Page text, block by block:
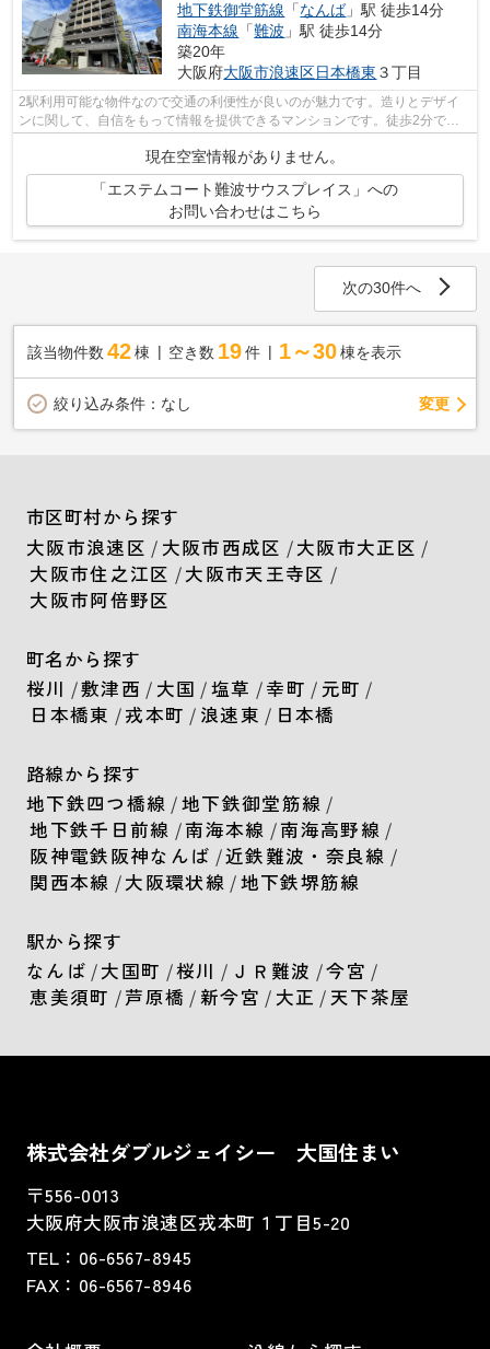
地下鉄御堂筋線 「なんば」駅 徒歩14分
南海本線 「難波 」駅 徒歩14分
築20年
大阪府大阪市浪速区日本橋東 ３丁目
2駅利用可能な物件なので交通の利便性が良いのが魅力です。造りとデザイ
ンに関して、自信をもって情報を提供できるマンションです。徒歩2分で駅
現在空室情報がありません。
「エステムコート難波サウスプレイス」への
お問い合わせはこちら
次の30件へ
該当物件数 42棟 空き数 19 件 1～30 棟を表示
絞り込み条件： なし 変更
市区町村から探す
大阪市浪速区 / 大阪市西成区 /大阪市大正区 /
大阪市住之江区 /大阪市天王寺区 /
大阪市阿倍野区
町名から探す
桜川 /敷津西 / 大国 /塩草 /幸町 / 元町 /
日本橋東 /戎本町 / 浪速東 / 日本橋
路線から探す
地下鉄四つ橋線 /地下鉄御堂筋線 /
地下鉄千日前線 /南海本線 /南海高野線 /
阪神電鉄阪神なんば /近鉄難波・奈良線 /
関西本線 /大阪環状線 /地下鉄堺筋線
駅から探す
なんば /大国町 /桜川 / ＪＲ難波 /今宮 /
恵美須町 /芦原橋 /新今宮 / 大正 /天下茶屋
株式会社ダブルジェイシー 大国住まい
〒556-0013
大阪府大阪市浪速区戎本町１丁目5-20
TEL： 06-6567-8945
FAX：06-6567-8946